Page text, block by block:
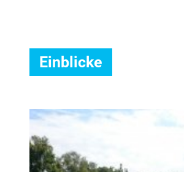
Einblicke